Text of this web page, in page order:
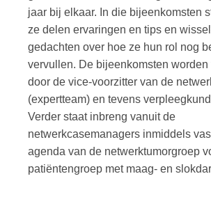
jaar bij elkaar. In die bijeenkomsten
ze delen ervaringen en tips en
gedachten over hoe ze hun rol nog
vervullen. De bijeenkomsten worden
door de vice-voorzitter van de
(expertteam) en tevens
Verder staat inbreng vanuit de
netwerkcasemanagers inmiddels
agenda van de netwerktumorgroep
patiëntengroep met maag- en